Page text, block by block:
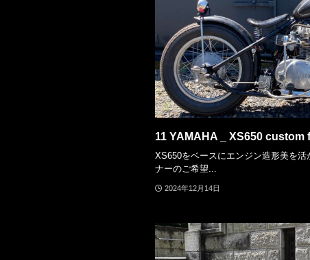
11 YAMAHA _ XS650
XS650をベースにエンジン造形美を
ナーのご希望...
2024年12月14日